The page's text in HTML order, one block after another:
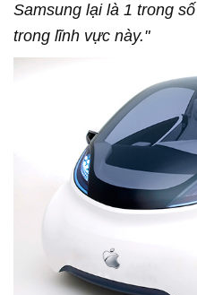
Samsung lại là 1 trong
trong lĩnh vực này."